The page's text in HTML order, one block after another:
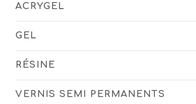
ACRYGEL
GEL
RÉSINE
VERNIS SEMI PERMANENTS